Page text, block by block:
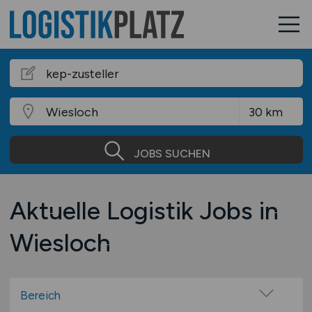
JOBS SUCHEN
Aktuelle Logistik Jobs in
Wiesloch
Bereich